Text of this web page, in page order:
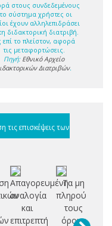
στους συνδεδεμένους
σύστημα χρήστες οι
έχουν αλληλεπιδράσει
διδακτορική διατριβή.
επί το πλείστον, αφορά
τις μεταφορτώσεις.
Πηγή: Εθνικό Αρχείο
Διατριβών.
τις επισκέψεις των
Απαγορευμένη
αναλογία
και
επιτρεπτή
Τα μη
πληρούντα
τους
όρους